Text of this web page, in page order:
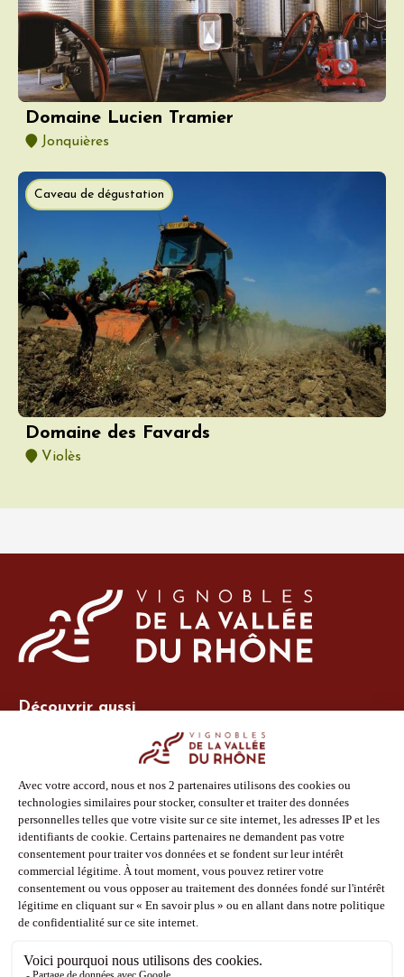
Domaine Lucien Tramier
Jonquières
Caveau de dégustation
Domaine des Favards
Violès
Découvrir aussi
Espace adhérent
Espace presse
Phototèque
Suivez-nous
Facebook
Instagram
Pinterest
Youtube